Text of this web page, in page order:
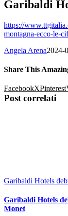
Garibaldi
https://
montagna-ecco-le-
Angela Arena2024-
Share This
FacebookXPinterest
Post correlati
Garibaldi Hotels
Garibaldi Hotels
Monet